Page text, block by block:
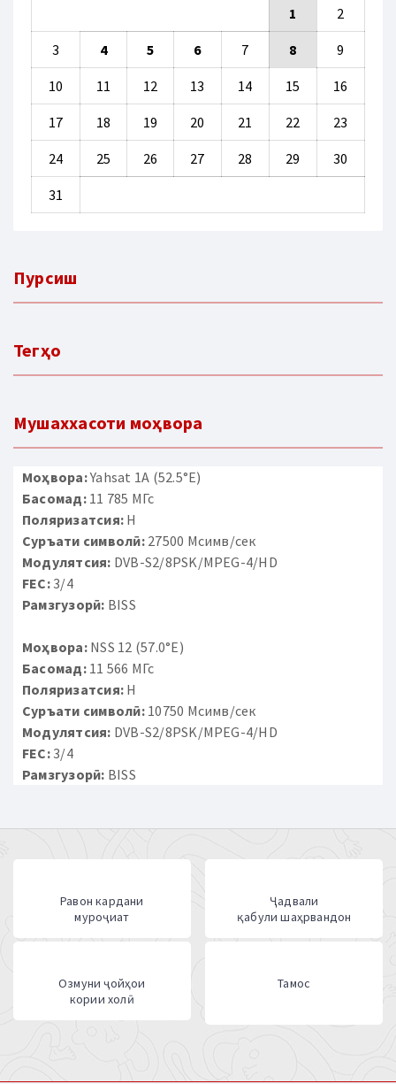
1
2
3 4 5 6 7 8 9
10 11 12 13 14 15 16
17 18 19 20 21 22 23
24 25 26 27 28 29 30
31
Пурсиш
Тегҳо
Мушаххасоти моҳвора
Моҳвора:Yahsat 1A (52.5°E)
Басомад:11 785 МГс
Поляризатсия: H
Суръати символӣ:27500 Мсимв/сек
Модулятсия: DVB-S2/8PSK/MPEG-4/HD
FEC:3/4
Рамзгузорӣ: BISS
Моҳвора:NSS 12 (57.0°E)
Басомад:11 566 МГс
Поляризатсия: H
Суръати символӣ:10750 Мсимв/сек
Модулятсия: DVB-S2/8PSK/MPEG-4/HD
FEC:3/4
Рамзгузорӣ: BISS
Равон кардани
муроҷиат
Ҷадвали
қабули шаҳрвандон
Озмуни ҷойҳои
кории холӣ
Тамос